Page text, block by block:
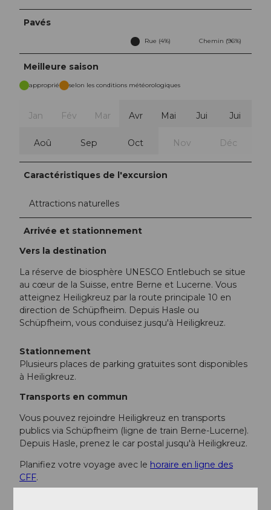
Pavés
Rue (4%) Chemin (96%)
Meilleure saison
approprié selon les conditions météorologiques
Jan Fév Mar Avr Mai Jui Jui
Aoû Sep Oct Nov Déc
Caractéristiques de l'excursion
Attractions naturelles
Arrivée et stationnement
Vers la destination
La réserve de biosphère UNESCO Entlebuch se situe
au cœur de la Suisse, entre Berne et Lucerne. Vous
atteignez Heiligkreuz par la route principale 10 en
direction de Schüpfheim. Depuis Hasle ou
Schüpfheim, vous conduisez jusqu'à Heiligkreuz.
Stationnement
Plusieurs places de parking gratuites sont disponibles
à Heiligkreuz.
Transports en commun
Vous pouvez rejoindre Heiligkreuz en transports
publics via Schüpfheim (ligne de train Berne-Lucerne).
Depuis Hasle, prenez le car postal jusqu'à Heiligkreuz.
Planifiez votre voyage avec le horaire en ligne des
CFF.